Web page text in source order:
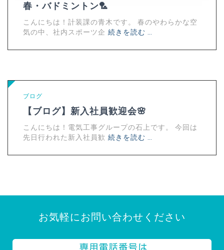
春・バドミントン🏸
こんにちは！計装課の青木です。 春のやわらかな空
気の中、社内スポーツ企 続きを読む …
ブログ
【ブログ】新入社員歓迎会🌸
こんにちは！電気工事グループの石上です。 今回は
先日行われた新入社員歓 続きを読む …
お気軽にお問い合わせください